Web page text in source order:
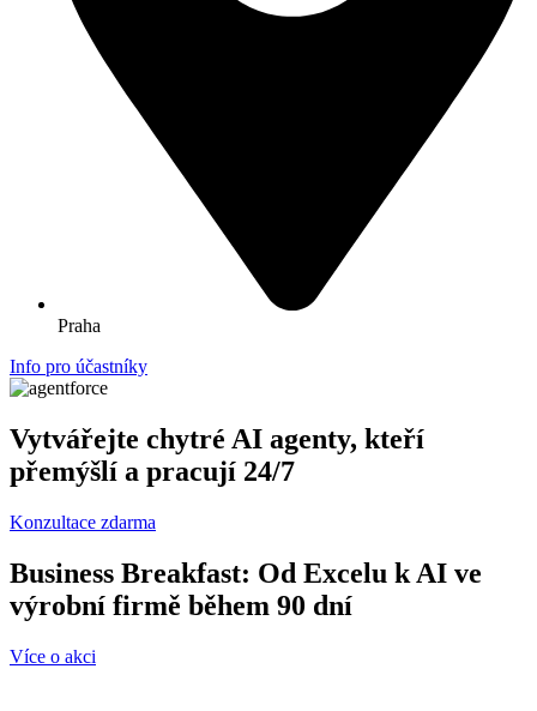
Praha
Info pro účastníky
Vytvářejte chytré AI agenty, kteří
přemýšlí a pracují 24/7
Konzultace zdarma
Business Breakfast: Od Excelu k AI ve
výrobní firmě během 90 dní
Více o akci